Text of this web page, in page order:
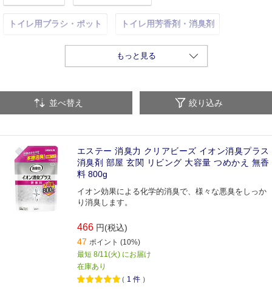
トイレ用ブラシ・ポット トイレ用芳香剤・消臭剤
その他（トイレ用品）
もっと見る
並べ替え 絞り込み
エステー 消臭力 クリアビーズ イオン消臭プラス
消臭剤 部屋 玄関 リビング 大容量 つめかえ 無香
料 800g
イオン効果による化学的消臭で、様々な悪臭をしっか
り消臭します。
466 円(税込)
47 ポイント (10%)
最短 8/11(火) にお届け
在庫あり
（ 1 件 ）